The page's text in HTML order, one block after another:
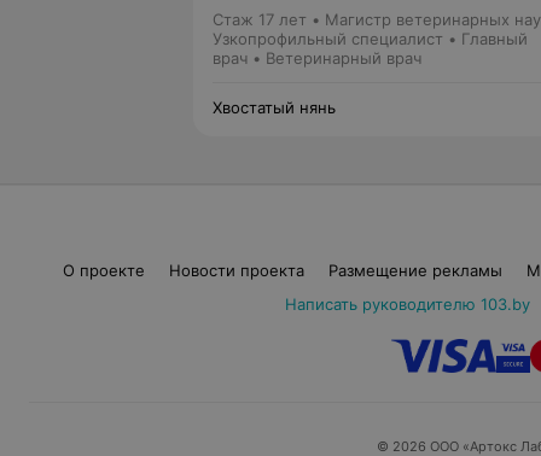
Стаж 17 лет • Магистр ветеринарных
Узкопрофильный специалист • Главный
врач • Ветеринарный врач
Хвостатый нянь
О проекте Новости проекта Размещение рекламы
Написать руководителю 103.by
© 2026 ООО «Артокс